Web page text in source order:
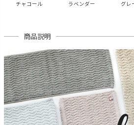
チャコール ラベンダー グレ
商品説明